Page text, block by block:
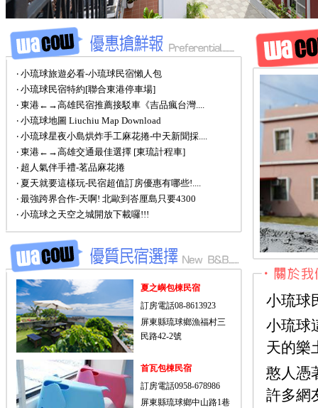
‧ 小琉球旅遊必看-小琉球民宿懶人包
‧ 小琉球民宿特約[聯合東港停車場]
‧ 東港←→高雄民宿推薦接駁車《吉品瘋台灣....
‧ 小琉球地圖 Liuchiu Map Download
‧ 小琉球星夜小島烘炸手工麻花捲-中天新聞採....
‧ 東港←→高雄交通最佳選擇 [東琉計程車]
‧ 超人氣伴手禮-茗品麻花捲
‧ 夏天就要這樣玩-民宿超值訂房優惠有哪些!....
‧ 最強跨界合作-天啊! 北歐到峇厘島只要4300
‧ 小琉球之天空之城開放下載囉!!!
夏之嶼包棟民宿
訂房電話08-8613923
屏東縣琉球鄉漁福村三
民路42-2號
首瓦包棟民宿
訂房電話0958-678986
屏東縣琉球鄉中山路1巷
小琉球
小琉球
天的樂
憨人憑
許多網